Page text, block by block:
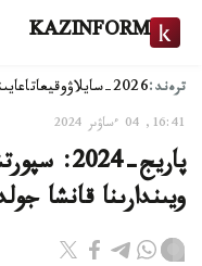
KAZINFORM
ترەند:2026-سايلاۋ وقيعا
16:41, 04 ءساۋىر 2024
پاريج-
ويىندارىنا قانشا